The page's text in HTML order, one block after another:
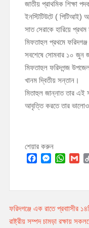
চাঁদপুর পৌরসভার ২০৫
কচুয়ায় পৃথক
জাতীয় প্রাথমিক শিক্ষা
ইনস্টিটিউটে ( পিটিআই)
সাত সেরাকে হারিয়ে
মিফতাহুল প্রথমে
সবশেষে সোমবার ১০ জুন
মিফতাহুল ফরিদগন্জ
খানম দ্বিতীয় সন্তান।
মিতাহুল জান্নাত তার
আবৃত্তি করতে তার ভালোও
শেয়ার করুন
c
b
o
s
e
n
a
s
A
a
l
p
L
i
Post
ফরিদগঞ্জে এক রাতে প্রবাাসীর
রাষ্ট্রীয় সম্পদ চামড়া রক্ষায়